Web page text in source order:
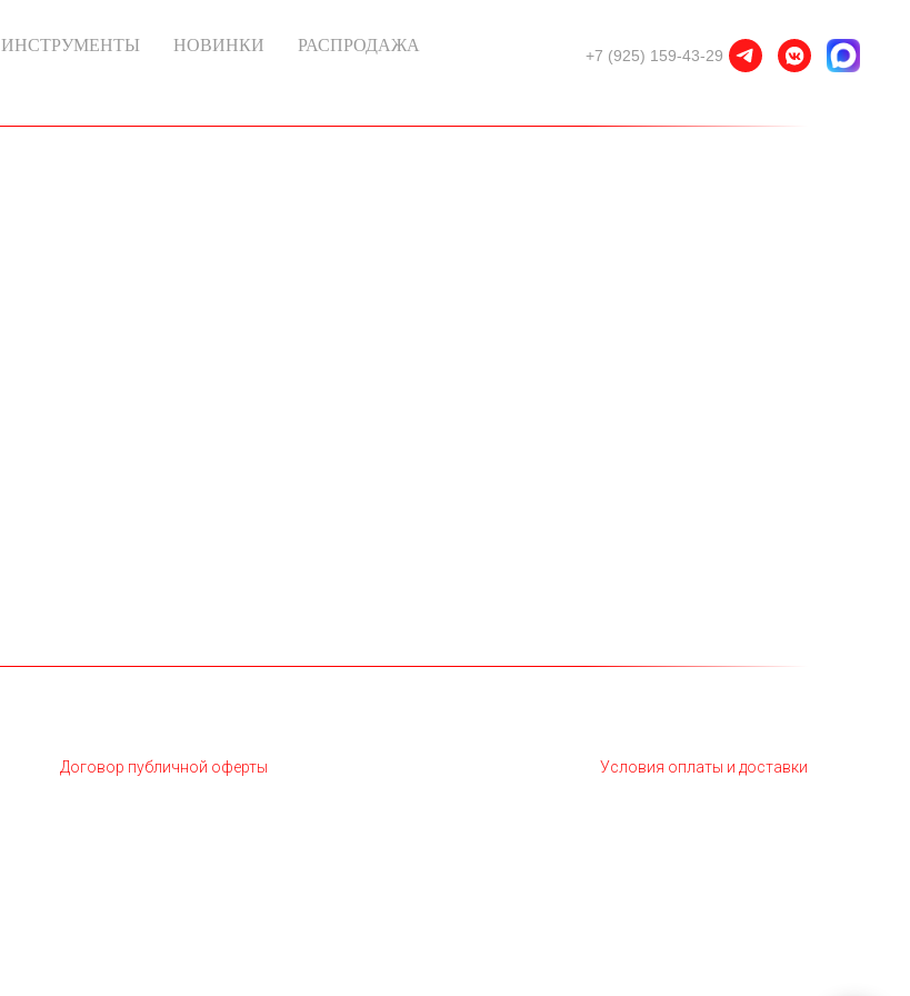
ИНСТРУМЕНТЫ НОВИНКИ
РАСПРОДАЖА
+7 (925) 159-43-29
Договор публичной оферты Условия оплаты и доставки